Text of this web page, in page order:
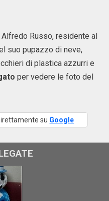
Russo, residente al
suo pupazzo di neve,
di plastica azzurri e
per vedere le foto del
su Google